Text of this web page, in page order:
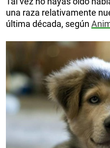
una raza relativamente
última década, según